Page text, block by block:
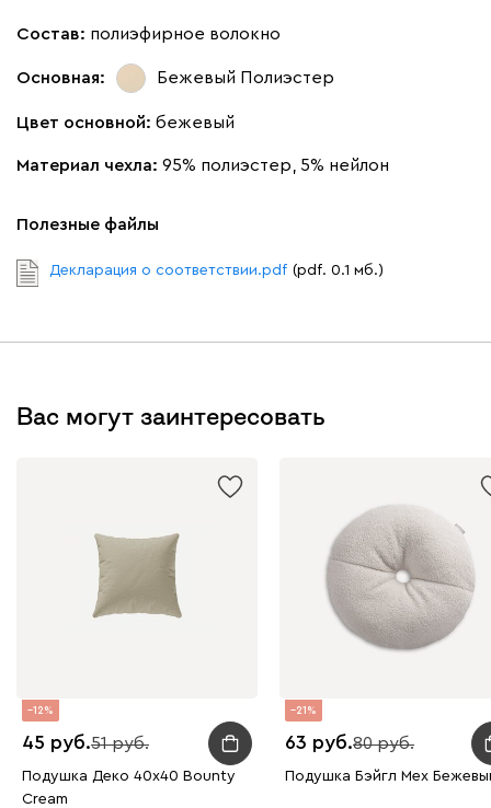
Состав: полиэфирное волокно
Основная: Бежевый Полиэстер
Цвет основной: бежевый
Материал чехла: 95% полиэстер, 5% нейлон
Полезные файлы
Декларация о соответствии.pdf (pdf. 0.1 мб.)
Вас могут заинтересовать
12
45 51
Подушка Деко 40х40 Bounty
Cream
21
63 80
Подушка Бэйгл Мех